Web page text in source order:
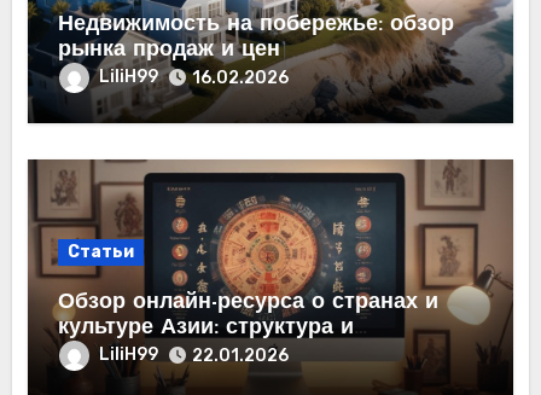
Недвижимость на побережье: обзор
рынка продаж и цен
LiliH99 16.02.2026
Статьи
Обзор онлайн-ресурса о странах и
культуре Азии: структура и
содержание
LiliH99 22.01.2026